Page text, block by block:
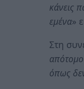
κάνεις
εμένα»
Στη
όπως